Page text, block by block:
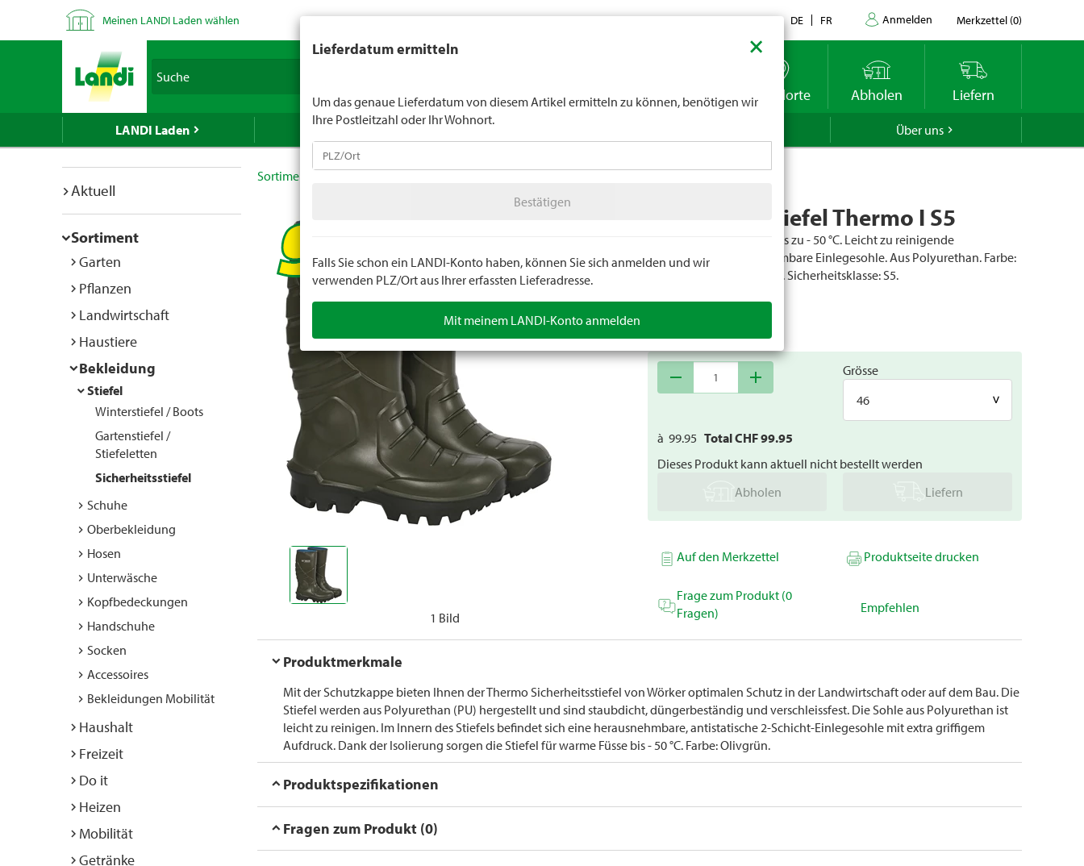
Meinen LANDI Laden wählen Kontakt DE FR Anmelden Merkzettel (0)
LANDI Wetter Standorte Abholen Liefern
LANDI Laden Über uns
Aktuell
Sortiment
Garten
Pflanzen
Landwirtschaft
Haustiere
Bekleidung
Stiefel
Winterstiefel / Boots
Gartenstiefel /
Stiefeletten
Sicherheitsstiefel
Schuhe
Oberbekleidung
Hosen
Unterwäsche
Kopfbedeckungen
Handschuhe
Socken
Accessoires
Bekleidungen Mobilität
Haushalt
Freizeit
Do it
Heizen
Mobilität
Getränke
Sortiment
1 Bild
Sicherheitsstiefel Thermo I S5
Wörker. Kälteisolierend bis zu - 50 °C. Leicht zu reinigende
Aussensohle. Herausnehmbare Einlegesohle. Aus Polyurethan. Farbe:
Olivgrün. Grössen: 37 - 47. Sicherheitsklasse: S5.
Artikelnummer100652
remove add
Grösse
46
à 99.95 Total CHF99.95
Dieses Produkt kann aktuell nicht bestellt werden
Abholen
Liefern
Auf den Merkzettel Produktseite drucken
Frage zum Produkt (0
Fragen)
Empfehlen
Produktmerkmale
Mit der Schutzkappe bieten Ihnen der Thermo Sicherheitsstiefel von Wörker optimalen Schutz in der Landwirtschaft oder auf dem Bau. Die
Stiefel werden aus Polyurethan (PU) hergestellt und sind staubdicht, düngerbeständig und verschleissfest. Die Sohle aus Polyurethan ist
leicht zu reinigen. Im Innern des Stiefels befindet sich eine herausnehmbare, antistatische 2-Schicht-Einlegesohle mit extra griffigem
Aufdruck. Dank der Isolierung sorgen die Stiefel für warme Füsse bis - 50 °C. Farbe: Olivgrün.
Produktspezifikationen
Fragen zum Produkt (0)
Lieferdatum ermitteln ×
Um das genaue Lieferdatum von diesem Artikel ermitteln zu können, benötigen wir
Ihre Postleitzahl oder Ihr Wohnort.
Bestätigen
Falls Sie schon ein LANDI-Konto haben, können Sie sich anmelden und wir
verwenden PLZ/Ort aus Ihrer erfassten Lieferadresse.
Mit meinem LANDI-Konto anmelden
LANDI verkauft generell keinen Alkohol an Jugendliche unter 16 Jahren. Für